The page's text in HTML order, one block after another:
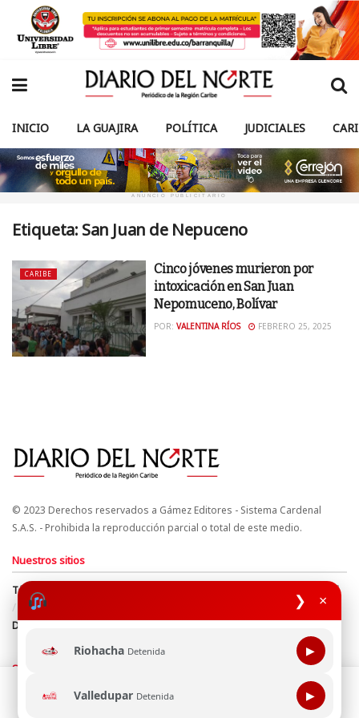
❯ ×
Riohacha Detenida ▶
Valledupar Detenida ▶
INICIO LA GUAJIRA POLÍTICA JUDICIALES
ANUNCIO PUBLICITARIO
Etiqueta: San Juan de Nepuceno
CARIBE
Cinco jóvenes murieron por
intoxicación en San Juan
Nepomuceno, Bolívar
POR: VALENTINA RÍOS FEBRERO 25, 2025
© 2023 Derechos reservados a Gámez Editores - Sistema Cardenal
S.A.S. - Prohibida la reproducción parcial o total de este medio.
Nuestros sitios
Términos y Condiciones
Derechos de Autor y Propiedad Intelectual
Política de uso de cookies
Política de Tratamiento de Datos
Directrices Editoriales
Síguenos
Esta página web usa cookie para mejorar tu experiencia de
navegación, al continuar aceptas nuestra política de uso de